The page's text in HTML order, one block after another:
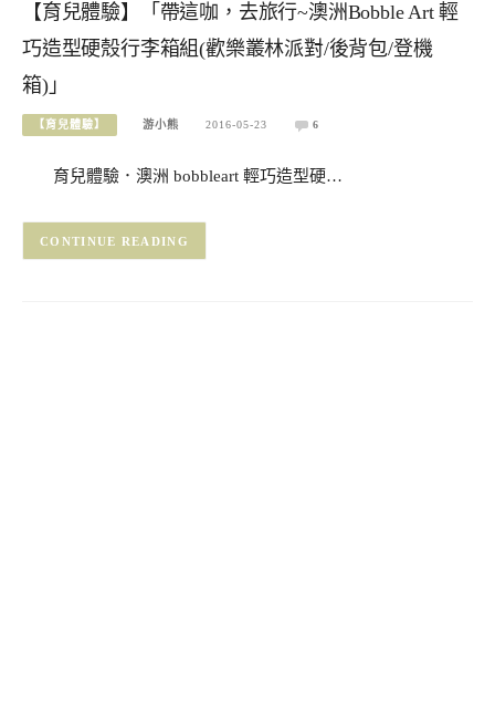
【育兒體驗】「帶這咖，去旅行~澳洲Bobble Art 輕
巧造型硬殼行李箱組(歡樂叢林派對/後背包/登機
箱)」
【育兒體驗】 游小熊 2016-05-23 6
育兒體驗．澳洲 bobbleart 輕巧造型硬…
CONTINUE READING